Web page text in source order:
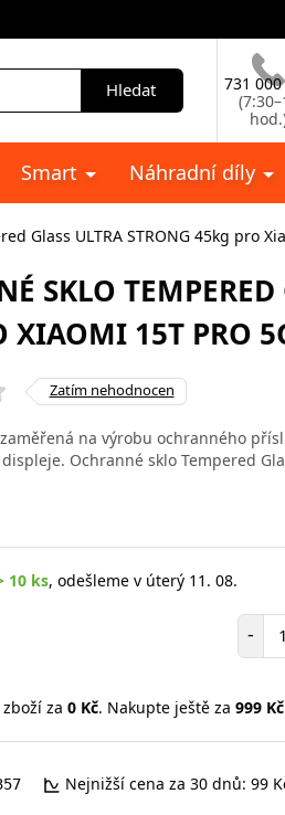
Hledat
731
Smart Náhradní díly
Glass ULTRA STRONG 45kg pro
SKLO
XIAOMI 15T PRO
Zatím nehodnocen
na výrobu ochranného
Ochranné sklo Tempered
10 ks, odešleme v úterý 11. 08.
-
za 0 Kč. Nakupte ještě za 999 Kč
Nejnižší cena za 30 dnů: 99